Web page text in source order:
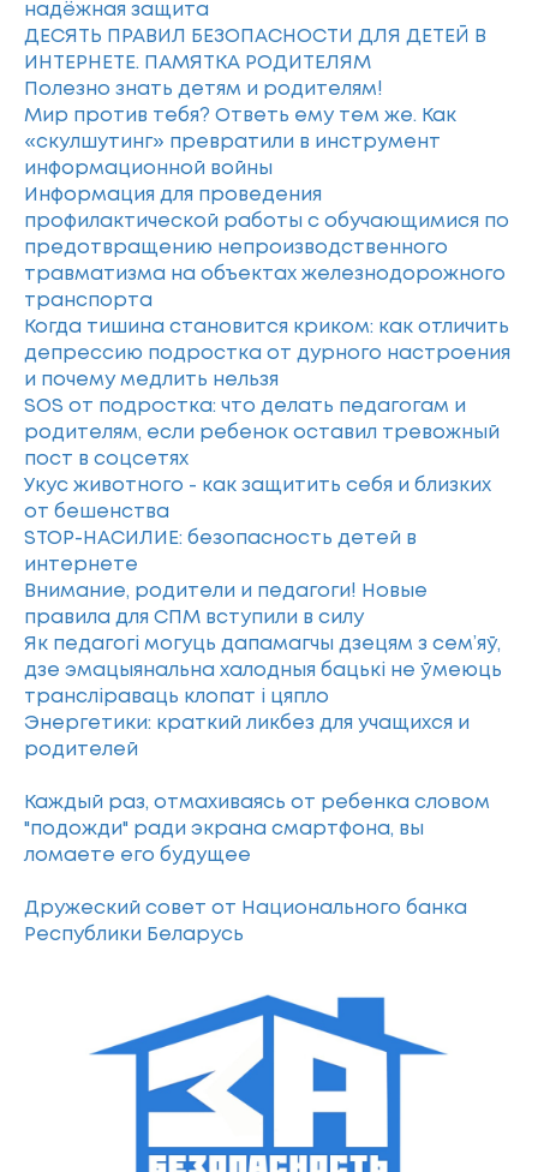
надёжная защита
ДЕСЯТЬ ПРАВИЛ БЕЗОПАСНОСТИ ДЛЯ ДЕТЕЙ В
ИНТЕРНЕТЕ. ПАМЯТКА РОДИТЕЛЯМ
Полезно знать детям и родителям!
Мир против тебя? Ответь ему тем же. Как
«скулшутинг» превратили в инструмент
информационной войны
Информация для проведения
профилактической работы с обучающимися по
предотвращению непроизводственного
травматизма на объектах железнодорожного
транспорта
Когда тишина становится криком: как отличить
депрессию подростка от дурного настроения
и почему медлить нельзя
SOS от подростка: что делать педагогам и
родителям, если ребенок оставил тревожный
пост в соцсетях
Укус животного - как защитить себя и близких
от бешенства
STOP-НАСИЛИЕ: безопасность детей в
интернете
Внимание, родители и педагоги! Новые
правила для СПМ вступили в силу
Як педагогі могуць дапамагчы дзецям з сем’яў,
дзе эмацыянальна халодныя бацькі не ўмеюць
трансліраваць клопат і цяпло
Энергетики: краткий ликбез для учащихся и
родителей
Каждый раз, отмахиваясь от ребенка словом
"подожди" ради экрана смартфона, вы
ломаете его будущее
Дружеский совет от Национального банка
Республики Беларусь